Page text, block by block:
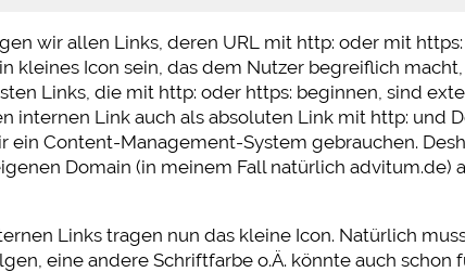
wir allen Links, deren URL mit http: oder mit
kleines Icon sein, das dem Nutzer begreiflich
Links, die mit http: oder https: beginnen, sind
internen Link auch als absoluten Link mit http: und
ein Content-Management-System gebrauchen.
Domain (in meinem Fall natürlich advitum.de)
Links tragen nun das kleine Icon. Natürlich
eine andere Schriftfarbe o.Ä. könnte auch schon